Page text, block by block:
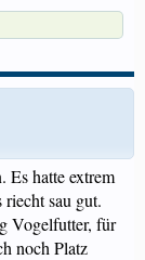
Es hatte extrem
sau gut.
Vogelfutter, für
noch Platz